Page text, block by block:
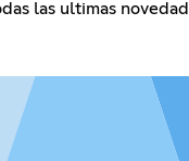
las ultimas